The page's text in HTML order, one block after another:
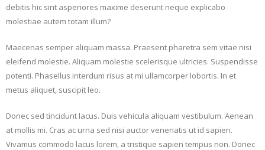
debitis hic sint asperiores maxime deserunt neque explicabo
molestiae autem totam illum?
Maecenas semper aliquam massa. Praesent pharetra sem vitae nisi
eleifend molestie. Aliquam molestie scelerisque ultricies. Suspendisse
potenti. Phasellus interdum risus at mi ullamcorper lobortis. In et
metus aliquet, suscipit leo.
Donec sed tincidunt lacus. Duis vehicula aliquam vestibulum. Aenean
at mollis mi. Cras ac urna sed nisi auctor venenatis ut id sapien.
Vivamus commodo lacus lorem, a tristique sapien tempus non. Donec